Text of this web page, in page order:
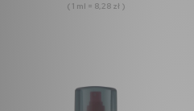
( 1 ml = 8,28 zł )